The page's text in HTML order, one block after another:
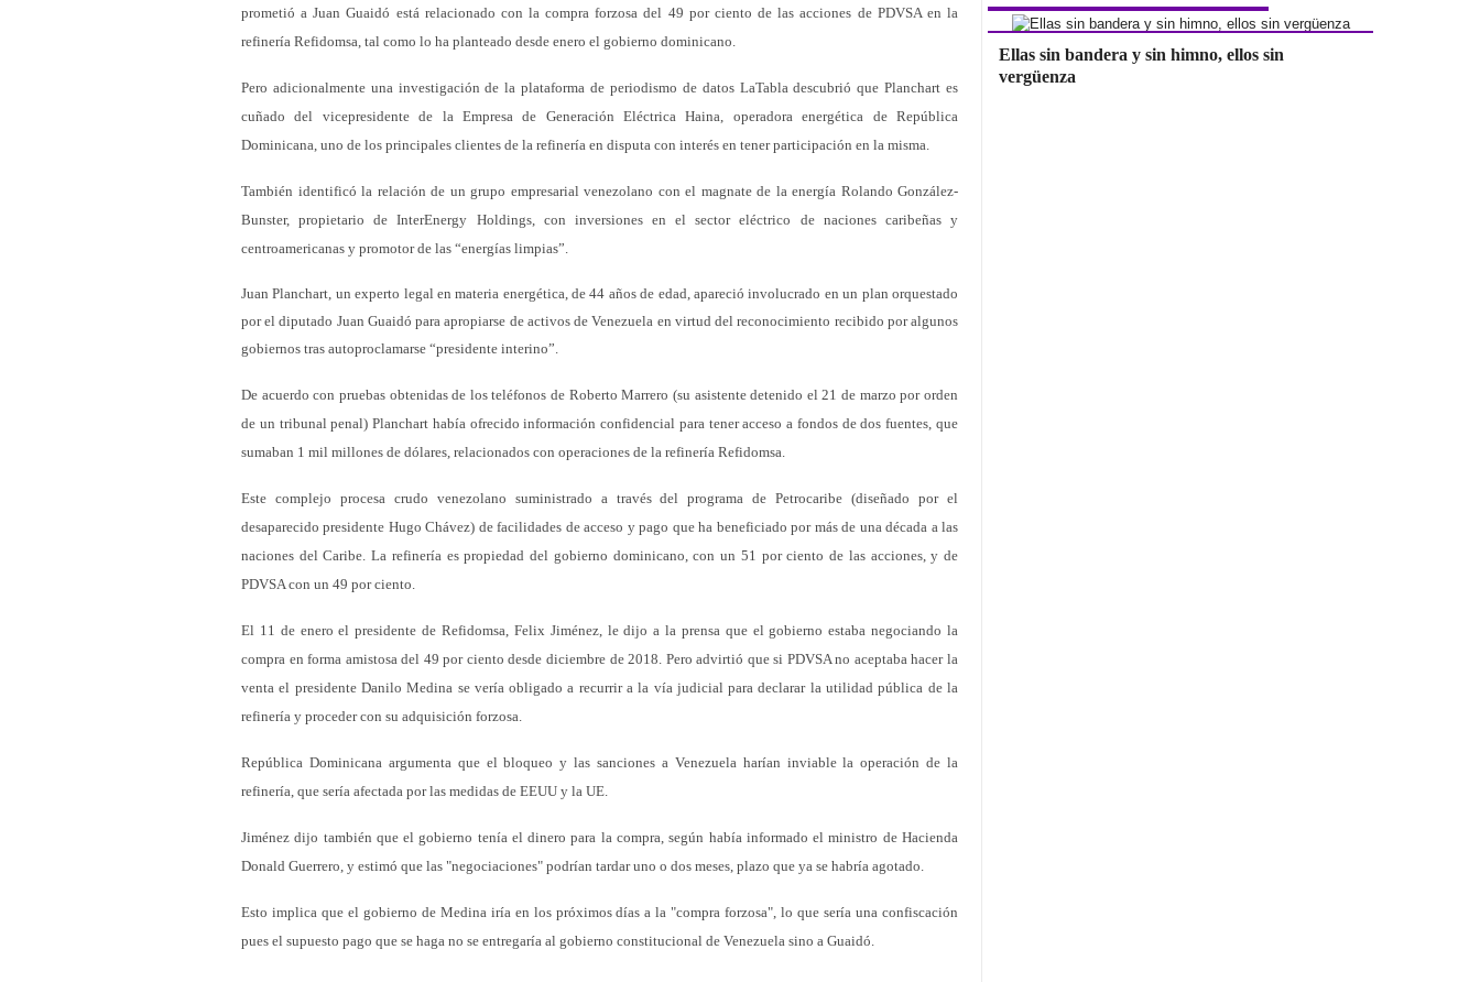
prometió a Juan Guaidó está relacionado con la compra forzosa del 49 por ciento de las acciones de PDVSA en la
refinería Refidomsa, tal como lo ha planteado desde enero el gobierno dominicano.
Pero adicionalmente una investigación de la plataforma de periodismo de datos LaTabla descubrió que Planchart es
cuñado del vicepresidente de la Empresa de Generación Eléctrica Haina, operadora energética de República
Dominicana, uno de los principales clientes de la refinería en disputa con interés en tener participación en la misma.
También identificó la relación de un grupo empresarial venezolano con el magnate de la energía Rolando González-
Bunster, propietario de InterEnergy Holdings, con inversiones en el sector eléctrico de naciones caribeñas y
centroamericanas y promotor de las “energías limpias”.
Juan Planchart, un experto legal en materia energética, de 44 años de edad, apareció involucrado en un plan orquestado
por el diputado Juan Guaidó para apropiarse de activos de Venezuela en virtud del reconocimiento recibido por algunos
gobiernos tras autoproclamarse “presidente interino”.
De acuerdo con pruebas obtenidas de los teléfonos de Roberto Marrero (su asistente detenido el 21 de marzo por orden
de un tribunal penal) Planchart había ofrecido información confidencial para tener acceso a fondos de dos fuentes, que
sumaban 1 mil millones de dólares, relacionados con operaciones de la refinería Refidomsa.
Este complejo procesa crudo venezolano suministrado a través del programa de Petrocaribe (diseñado por el
desaparecido presidente Hugo Chávez) de facilidades de acceso y pago que ha beneficiado por más de una década a las
naciones del Caribe. La refinería es propiedad del gobierno dominicano, con un 51 por ciento de las acciones, y de
PDVSA con un 49 por ciento.
El 11 de enero el presidente de Refidomsa, Felix Jiménez, le dijo a la prensa que el gobierno estaba negociando la
compra en forma amistosa del 49 por ciento desde diciembre de 2018. Pero advirtió que si PDVSA no aceptaba hacer la
venta el presidente Danilo Medina se vería obligado a recurrir a la vía judicial para declarar la utilidad pública de la
refinería y proceder con su adquisición forzosa.
República Dominicana argumenta que el bloqueo y las sanciones a Venezuela harían inviable la operación de la
refinería, que sería afectada por las medidas de EEUU y la UE.
Jiménez dijo también que el gobierno tenía el dinero para la compra, según había informado el ministro de Hacienda
Donald Guerrero, y estimó que las "negociaciones" podrían tardar uno o dos meses, plazo que ya se habría agotado.
Esto implica que el gobierno de Medina iría en los próximos días a la "compra forzosa", lo que sería una confiscación
pues el supuesto pago que se haga no se entregaría al gobierno constitucional de Venezuela sino a Guaidó.
Ellas sin bandera y sin himno, ellos sin
vergüenza